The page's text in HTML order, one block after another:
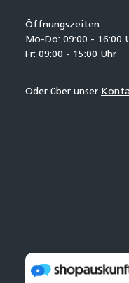
Öffnungszeiten
Mo-Do: 09:00 - 16:00
Fr: 09:00 - 15:00 Uhr
Oder über unser